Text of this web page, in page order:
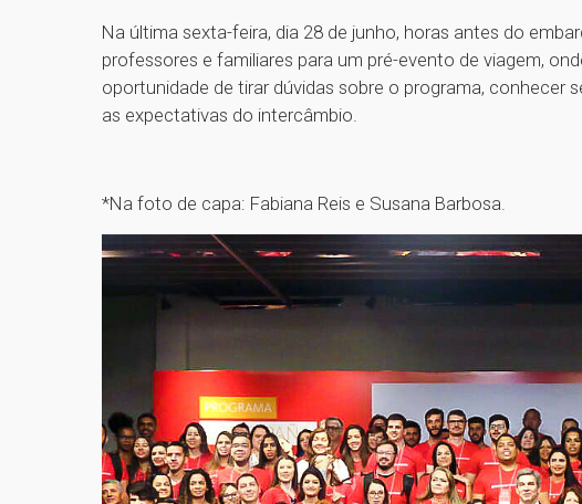
Na última sexta-feira, dia 28 de junho, horas antes do
professores e familiares para um pré-evento de viagem,
oportunidade de tirar dúvidas sobre o programa, conhecer
as expectativas do intercâmbio.
*Na foto de capa: Fabiana Reis e Susana Barbosa.